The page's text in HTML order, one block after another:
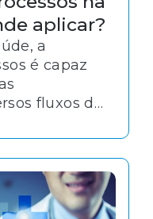
aplicar?
a
é capaz
fluxos de
é
repetitivas,